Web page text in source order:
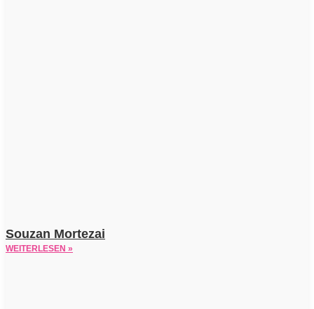
Souzan Mortezai
WEITERLESEN »